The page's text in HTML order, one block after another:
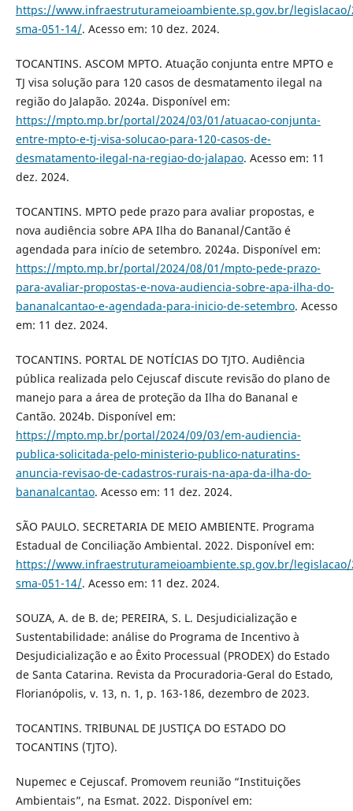
https://www.infraestruturameioambiente.sp.gov.br/
sma-051-14/. Acesso em: 10 dez. 2024.
TOCANTINS. ASCOM MPTO. Atuação conjunta entre MPTO e
TJ visa solução para 120 casos de desmatamento ilegal na
região do Jalapão. 2024a. Disponível em:
https://mpto.mp.br/portal/2024/03/01/atuacao-conjunta-
entre-mpto-e-tj-visa-solucao-para-120-casos-de-
desmatamento-ilegal-na-regiao-do-jalapao. Acesso em: 11
dez. 2024.
TOCANTINS. MPTO pede prazo para avaliar propostas, e
nova audiência sobre APA Ilha do Bananal/Cantão é
agendada para início de setembro. 2024a. Disponível em:
https://mpto.mp.br/portal/2024/08/01/mpto-pede-prazo-
para-avaliar-propostas-e-nova-audiencia-sobre-apa-ilha-do-
bananalcantao-e-agendada-para-inicio-de-setembro. Acesso
em: 11 dez. 2024.
TOCANTINS. PORTAL DE NOTÍCIAS DO TJTO. Audiência
pública realizada pelo Cejuscaf discute revisão do plano de
manejo para a área de proteção da Ilha do Bananal e
Cantão. 2024b. Disponível em:
https://mpto.mp.br/portal/2024/09/03/em-audiencia-
publica-solicitada-pelo-ministerio-publico-naturatins-
anuncia-revisao-de-cadastros-rurais-na-apa-da-ilha-do-
bananalcantao. Acesso em: 11 dez. 2024.
SÃO PAULO. SECRETARIA DE MEIO AMBIENTE. Programa
Estadual de Conciliação Ambiental. 2022. Disponível em:
https://www.infraestruturameioambiente.sp.gov.br/
sma-051-14/. Acesso em: 11 dez. 2024.
SOUZA, A. de B. de; PEREIRA, S. L. Desjudicialização e
Sustentabilidade: análise do Programa de Incentivo à
Desjudicialização e ao Êxito Processual (PRODEX) do Estado
de Santa Catarina. Revista da Procuradoria-Geral do Estado,
Florianópolis, v. 13, n. 1, p. 163-186, dezembro de 2023.
TOCANTINS. TRIBUNAL DE JUSTIÇA DO ESTADO DO
TOCANTINS (TJTO).
Nupemec e Cejuscaf. Promovem reunião “Instituições
Ambientais”, na Esmat. 2022. Disponível em: